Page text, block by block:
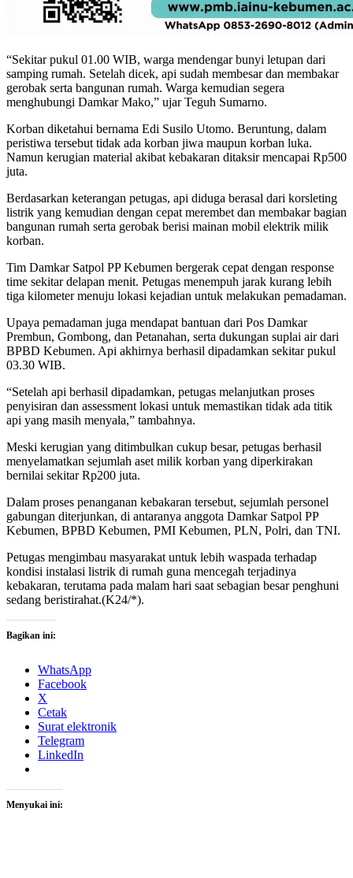
“Sekitar pukul 01.00 WIB, warga mendengar bunyi letupan dari
samping rumah. Setelah dicek, api sudah membesar dan membakar
gerobak serta bangunan rumah. Warga kemudian segera
menghubungi Damkar Mako,” ujar Teguh Sumarno.
Korban diketahui bernama Edi Susilo Utomo. Beruntung, dalam
peristiwa tersebut tidak ada korban jiwa maupun korban luka.
Namun kerugian material akibat kebakaran ditaksir mencapai Rp500
juta.
Berdasarkan keterangan petugas, api diduga berasal dari korsleting
listrik yang kemudian dengan cepat merembet dan membakar bagian
bangunan rumah serta gerobak berisi mainan mobil elektrik milik
korban.
Tim Damkar Satpol PP Kebumen bergerak cepat dengan response
time sekitar delapan menit. Petugas menempuh jarak kurang lebih
tiga kilometer menuju lokasi kejadian untuk melakukan pemadaman.
Upaya pemadaman juga mendapat bantuan dari Pos Damkar
Prembun, Gombong, dan Petanahan, serta dukungan suplai air dari
BPBD Kebumen. Api akhirnya berhasil dipadamkan sekitar pukul
03.30 WIB.
“Setelah api berhasil dipadamkan, petugas melanjutkan proses
penyisiran dan assessment lokasi untuk memastikan tidak ada titik
api yang masih menyala,” tambahnya.
Meski kerugian yang ditimbulkan cukup besar, petugas berhasil
menyelamatkan sejumlah aset milik korban yang diperkirakan
bernilai sekitar Rp200 juta.
Dalam proses penanganan kebakaran tersebut, sejumlah personel
gabungan diterjunkan, di antaranya anggota Damkar Satpol PP
Kebumen, BPBD Kebumen, PMI Kebumen, PLN, Polri, dan TNI.
Petugas mengimbau masyarakat untuk lebih waspada terhadap
kondisi instalasi listrik di rumah guna mencegah terjadinya
kebakaran, terutama pada malam hari saat sebagian besar penghuni
sedang beristirahat.(K24/*).
Bagikan ini:
WhatsApp
Facebook
X
Cetak
Surat elektronik
Telegram
LinkedIn
Menyukai ini: